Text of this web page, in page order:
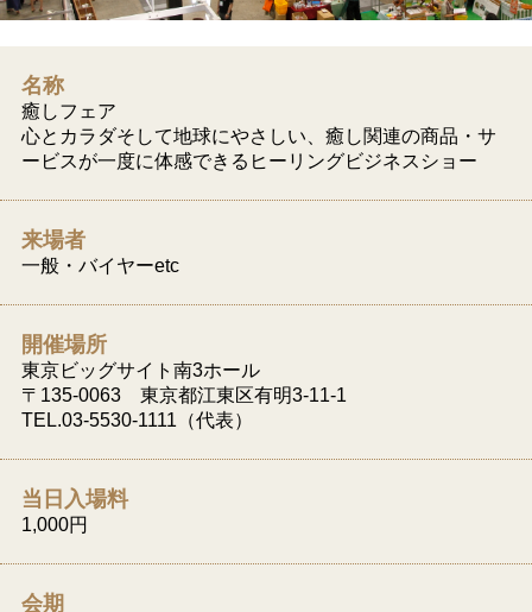
名称
癒しフェア
心とカラダそして地球にやさしい、癒し関連の商品・サ
ービスが一度に体感できるヒーリングビジネスショー
来場者
一般・バイヤーetc
開催場所
東京ビッグサイト南3ホール
〒135-0063 東京都江東区有明3-11-1
TEL.03-5530-1111（代表）
当日入場料
1,000円
会期